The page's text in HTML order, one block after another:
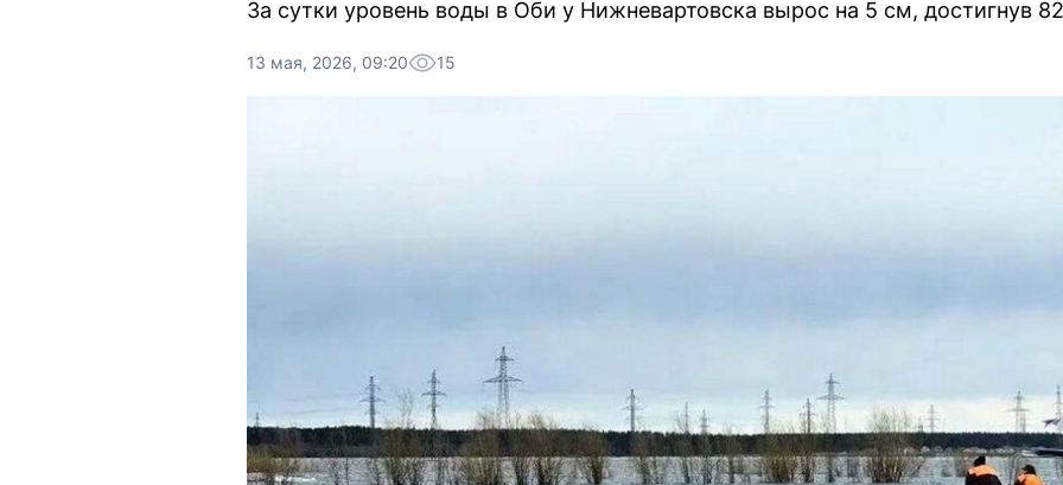
За сутки уровень воды в Оби у Нижневартовска вырос на 5 см, достигнув
13 мая, 2026, 09:20 15